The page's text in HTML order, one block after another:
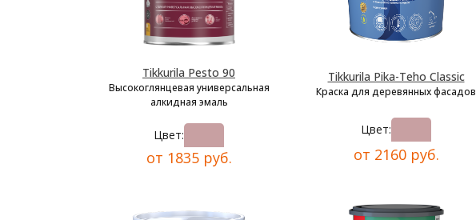
Tikkurila Pesto 90
Высокоглянцевая универсальная
алкидная эмаль
Цвет:
от 1835 руб.
Tikkurila Pika-Teho Classic
Краска для деревянных фасадов
Цвет:
от 2160 руб.